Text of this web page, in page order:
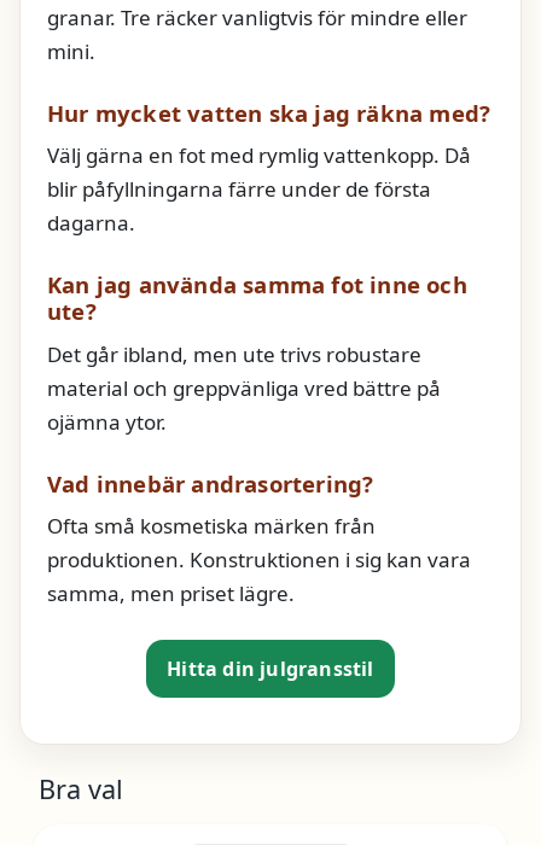
granar. Tre räcker vanligtvis för mindre eller
mini.
Hur mycket vatten ska jag räkna med?
Välj gärna en fot med rymlig vattenkopp. Då
blir påfyllningarna färre under de första
dagarna.
Kan jag använda samma fot inne och
ute?
Det går ibland, men ute trivs robustare
material och greppvänliga vred bättre på
ojämna ytor.
Vad innebär andrasortering?
Ofta små kosmetiska märken från
produktionen. Konstruktionen i sig kan vara
samma, men priset lägre.
Hitta din julgransstil
Bra val